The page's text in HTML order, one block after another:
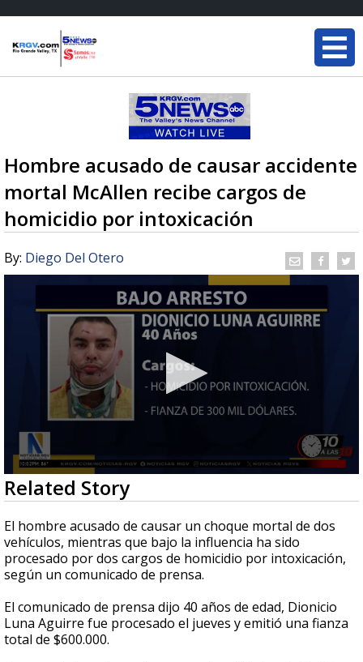
Hombre acusado de causar accidente
mortal McAllen recibe cargos de
homicidio por intoxicación
By: Diego Del Otero
0
seconds
of
50
seconds
Related Story
El hombre acusado de causar un choque mortal de dos
vehículos, mientras que bajo la influencia ha sido
procesado por dos cargos de homicidio por intoxicación,
según un comunicado de prensa.
El comunicado de prensa dijo 40 años de edad, Dionicio
Luna Aguirre fue procesado el jueves y emitió una fianza
total de $600.000.